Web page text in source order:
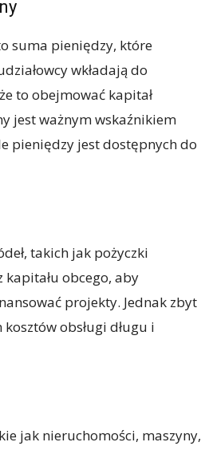
suma pieniędzy, które
wkładają do
to obejmować kapitał
jest ważnym wskaźnikiem
pieniędzy jest dostępnych do
takich jak pożyczki
obcego, aby
projekty. Jednak zbyt
obsługi długu i
jak nieruchomości, maszyny,